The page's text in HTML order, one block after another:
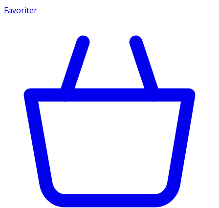
Favoriter